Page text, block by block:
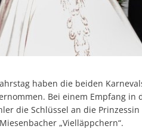
haben die beiden
Bei einem Empfang in
die Schlüssel an die
„Vielläppchern“.